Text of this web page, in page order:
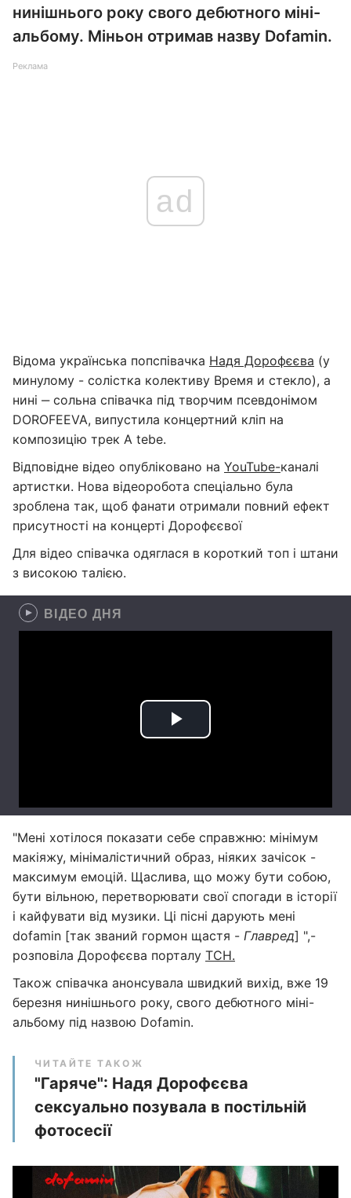
нинішнього року свого дебютного міні-
альбому. Міньон отримав назву Dofamin.
Реклама
ad
Відома українська попспівачка Надя Дорофєєва (у
минулому - солістка колективу Время и стекло), а
нині ‒ сольна співачка під творчим псевдонімом
DOROFEEVA, випустила концертний кліп на
композицію трек А tebe.
Відповідне відео опубліковано на YouTube-каналі
артистки. Нова відеоробота спеціально була
зроблена так, щоб фанати отримали повний ефект
присутності на концерті Дорофєєвої
Для відео співачка одяглася в короткий топ і штани
з високою талією.
ВІДЕО ДНЯ
"Мені хотілося показати себе справжню: мінімум
макіяжу, мінімалістичний образ, ніяких зачісок -
максимум емоцій. Щаслива, що можу бути собою,
бути вільною, перетворювати свої спогади в історії
і кайфувати від музики. Ці пісні дарують мені
dofamin [так званий гормон щастя - Главред] ",-
розповіла Дорофєєва порталу ТСН.
Також співачка анонсувала швидкий вихід, вже 19
березня нинішнього року, свого дебютного міні-
альбому під назвою Dofamin.
ЧИТАЙТЕ ТАКОЖ
"Гаряче": Надя Дорофєєва
сексуально позувала в постільній
фотосесії